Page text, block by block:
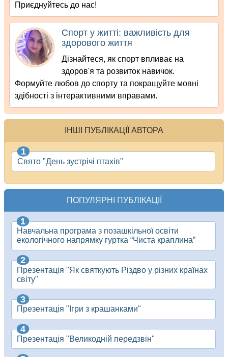
Приєднуйтесь до нас!
Спорт у житті: важливість для
здорового життя
Дізнайтеся, як спорт впливає на
здоров'я та розвиток навичок.
Формуйте любов до спорту та покращуйте мовні
здібності з інтерактивними вправами.
ІНШІ ПУБЛІКАЦІЇ АВТОРА
Свято "День зустрічі птахів"
ПОПУЛЯРНІ ПУБЛІКАЦІЇ
Навчальна програма з позашкільної освіти
екологічного напрямку гуртка “Чиста краплина”
Презентація "Як святкують Різдво у різних країнах
світу"
Презентація "Ігри з крашанками"
Презентація "Великодній передзвін"